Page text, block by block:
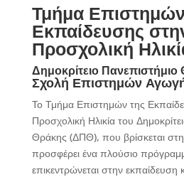
Τμήμα
Εκπαίδευσης
Προσχολική
Δημοκρίτειο
Σχολή Επιστημών
Το Τμήμα Επιστημών της
Προσχολική Ηλικία του
Θράκης (ΔΠΘ), που βρίσκεται
προσφέρει ένα πλούσιο
επικεντρώνεται στην εκπαίδευση